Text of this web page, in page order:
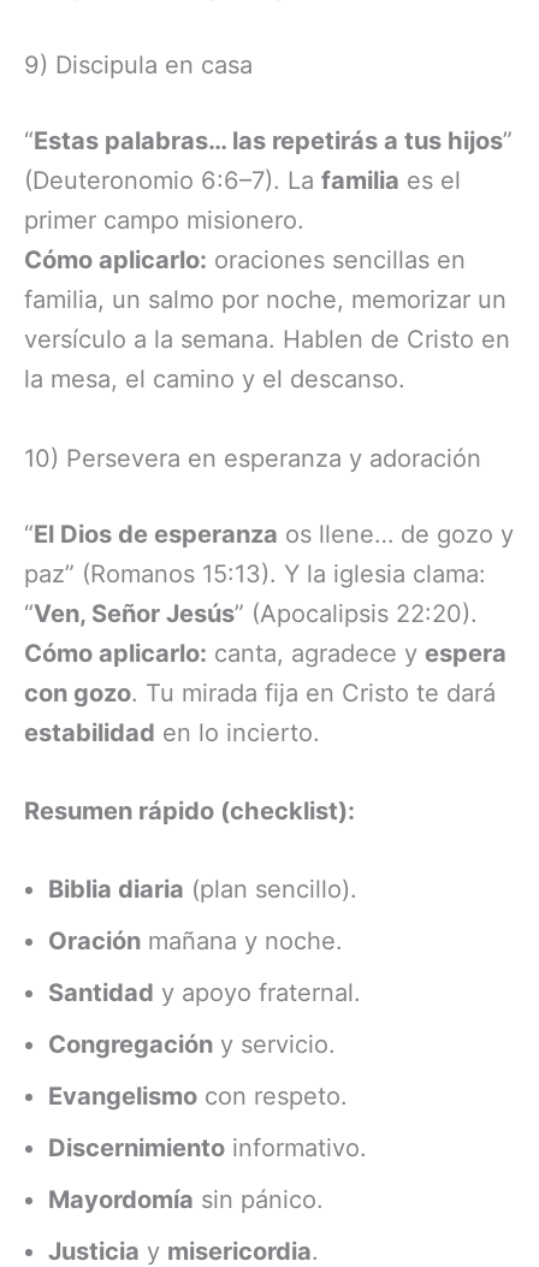
9) Discipula en casa
“Estas palabras… las repetirás a tus hijos”
(Deuteronomio 6:6–7). La familia es el
primer campo misionero.
Cómo aplicarlo: oraciones sencillas en
familia, un salmo por noche, memorizar un
versículo a la semana. Hablen de Cristo en
la mesa, el camino y el descanso.
10) Persevera en esperanza y adoración
“El Dios de esperanza os llene… de gozo y
paz” (Romanos 15:13). Y la iglesia clama:
“Ven, Señor Jesús” (Apocalipsis 22:20).
Cómo aplicarlo: canta, agradece y espera
con gozo. Tu mirada fija en Cristo te dará
estabilidad en lo incierto.
Resumen rápido (checklist):
Biblia diaria (plan sencillo).
Oración mañana y noche.
Santidad y apoyo fraternal.
Congregación y servicio.
Evangelismo con respeto.
Discernimiento informativo.
Mayordomía sin pánico.
Justicia y misericordia.